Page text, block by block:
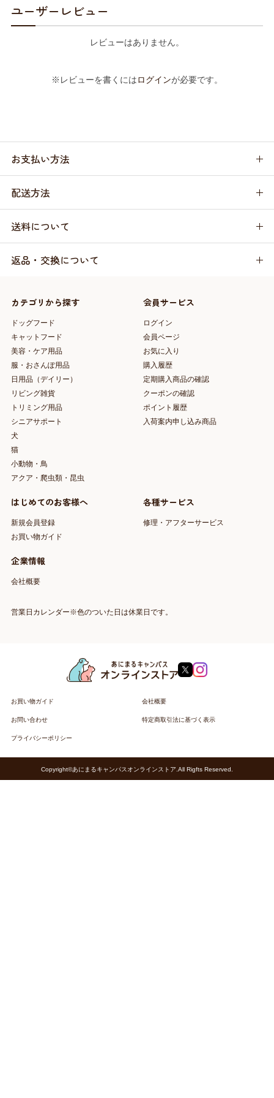
ユーザーレビュー
レビューはありません。
※レビューを書くにはログインが必要です。
お支払い方法
配送方法
送料について
返品・交換について
カテゴリから探す
ドッグフード
キャットフード
美容・ケア用品
服・おさんぽ用品
日用品（デイリー）
リビング雑貨
トリミング用品
シニアサポート
犬
猫
小動物・鳥
アクア・爬虫類・昆虫
会員サービス
ログイン
会員ページ
お気に入り
購入履歴
定期購入商品の確認
クーポンの確認
ポイント履歴
入荷案内申し込み商品
はじめてのお客様へ
新規会員登録
お買い物ガイド
各種サービス
修理・アフターサービス
企業情報
会社概要
営業日カレンダー※色のついた日は休業日です。
お買い物ガイド 会社概要
お問い合わせ 特定商取引法に基づく表示
プライバシーポリシー
Copyright©あにまるキャンパスオンラインストア.All Rigfts Reserved.